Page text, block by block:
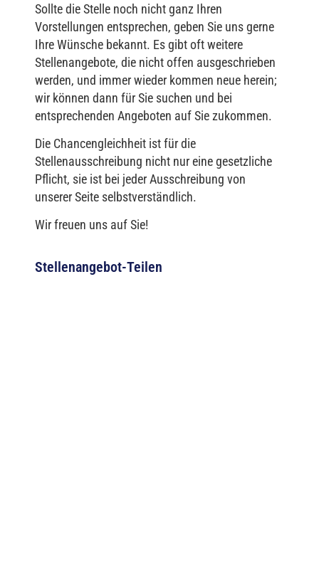
Sollte die Stelle noch nicht ganz Ihren
Vorstellungen entsprechen, geben Sie uns gerne
Ihre Wünsche bekannt. Es gibt oft weitere
Stellenangebote, die nicht offen ausgeschrieben
werden, und immer wieder kommen neue herein;
wir können dann für Sie suchen und bei
entsprechenden Angeboten auf Sie zukommen.
Die Chancengleichheit ist für die
Stellenausschreibung nicht nur eine gesetzliche
Pflicht, sie ist bei jeder Ausschreibung von
unserer Seite selbstverständlich.
Wir freuen uns auf Sie!
Stellenangebot-Teilen